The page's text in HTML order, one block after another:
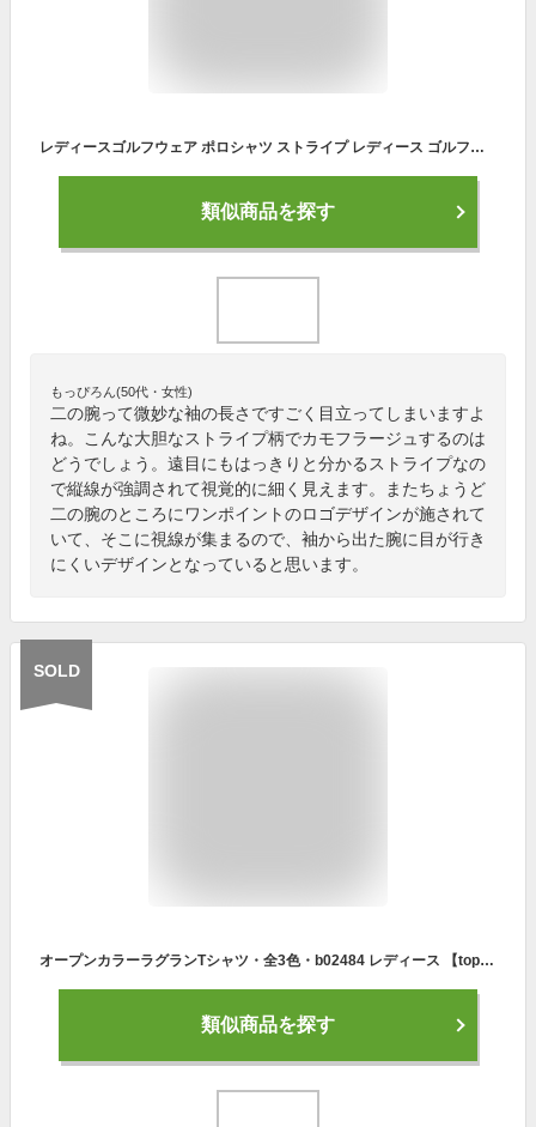
レディースゴルフウェア ポロシャツ ストライプ レディース ゴルフウェア ゴルフ ウエア トップス シャツ 半袖 高機能 吸汗 速乾 女性 刺繍 おしゃれ かわいい 可愛い レッド ホワイト スポーツ [ハニーバニー ゴルフ HunnyBunny GOLF]
類似商品を探す
もっぴろん(50代・女性)
二の腕って微妙な袖の長さですごく目立ってしまいますよ
ね。こんな大胆なストライプ柄でカモフラージュするのは
どうでしょう。遠目にもはっきりと分かるストライプなの
で縦線が強調されて視覚的に細く見えます。またちょうど
二の腕のところにワンポイントのロゴデザインが施されて
いて、そこに視線が集まるので、袖から出た腕に目が行き
にくいデザインとなっていると思います。
SOLD
オープンカラーラグランTシャツ・全3色・b02484 レディース 【tops】トップス 半袖 ハーフスリーブ 襟 ポロ襟 ラグランスリーブ 単色 無地 シンプル スウェット ゆったり パフスリーブ カジュアル 春 夏 韓国ファッション GOLFWEAR ゴルフウェア
類似商品を探す